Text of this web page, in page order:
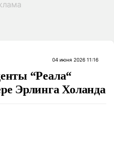
04 июня 2026 11:16
“Реала“
Эрлинга Холанда